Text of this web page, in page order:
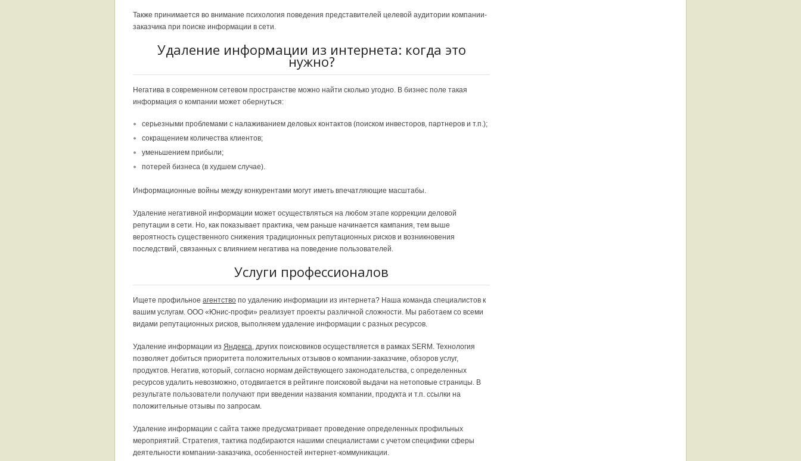
Также принимается во внимание психология поведения представителей целевой аудитории компании-
заказчика при поиске информации в сети.
Удаление информации из интернета: когда это
нужно?
Негатива в современном сетевом пространстве можно найти сколько угодно. В бизнес поле такая
информация о компании может обернуться:
серьезными проблемами с налаживанием деловых контактов (поиском инвесторов, партнеров и т.п.);
сокращением количества клиентов;
уменьшением прибыли;
потерей бизнеса (в худшем случае).
Информационные войны между конкурентами могут иметь впечатляющие масштабы.
Удаление негативной информации может осуществляться на любом этапе коррекции деловой
репутации в сети. Но, как показывает практика, чем раньше начинается кампания, тем выше
вероятность существенного снижения традиционных репутационных рисков и возникновения
последствий, связанных с влиянием негатива на поведение пользователей.
Услуги профессионалов
Ищете профильное агентство по удалению информации из интернета? Наша команда специалистов к
вашим услугам. ООО «Юнис-профи» реализует проекты различной сложности. Мы работаем со всеми
видами репутационных рисков, выполняем удаление информации с разных ресурсов.
Удаление информации из Яндекса , других поисковиков осуществляется в рамках SERM. Технология
позволяет добиться приоритета положительных отзывов о компании-заказчике, обзоров услуг,
продуктов. Негатив, который, согласно нормам действующего законодательства, с определенных
ресурсов удалить невозможно, отодвигается в рейтинге поисковой выдачи на нетоповые страницы. В
результате пользователи получают при введении названия компании, продукта и т.п. ссылки на
положительные отзывы по запросам.
Удаление информации с сайта также предусматривает проведение определенных профильных
мероприятий. Стратегия, тактика подбираются нашими специалистами с учетом специфики сферы
деятельности компании-заказчика, особенностей интернет-коммуникации.